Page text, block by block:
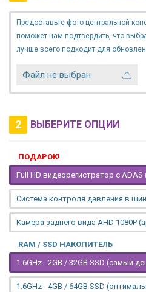
Предоставьте фото центральной
поможет нам подтвердить, что
лучше всего подходит для
Файл не выбран
2 ВЫБЕРИТЕ ОПЦИИ
ПОДАРОК!
Full HD видеорегистратор с ADAS
Система контроля давления в
Камера заднего вида AHD 1080P
RAM / SSD НАКОПИТЕЛЬ
1.6GHz - 2GB / 32GB SSD (самый
1.6GHz - 4GB / 64GB SSD